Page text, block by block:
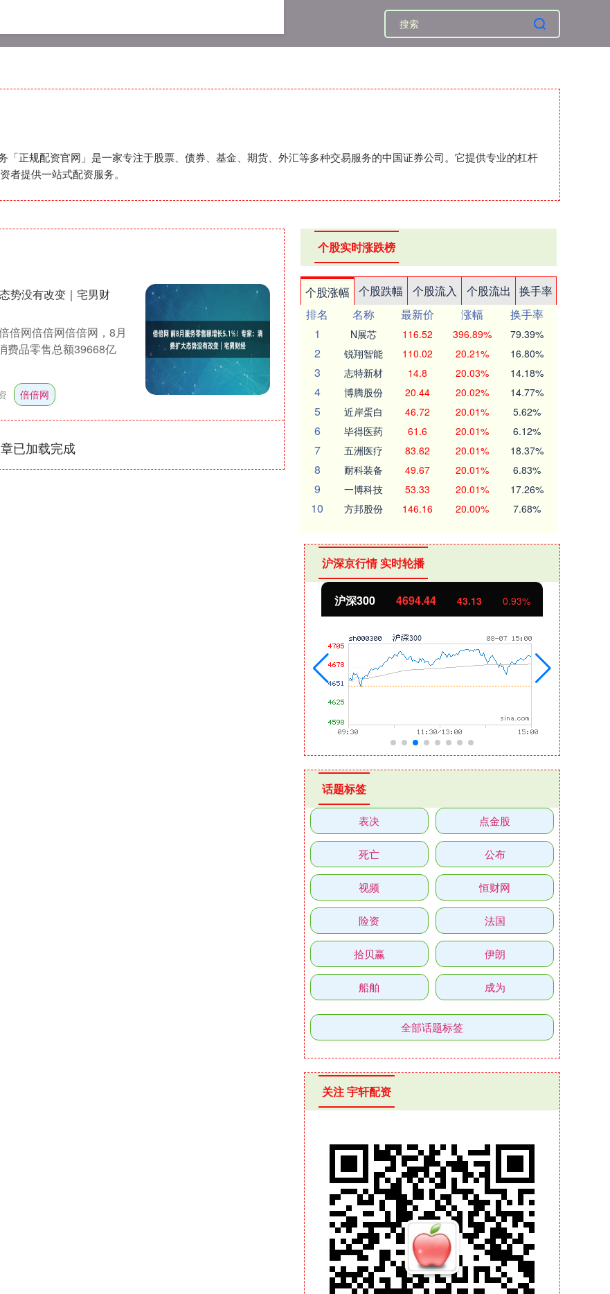
「正规配资官网」是一家专注于股票、债券、基金、期货、外汇等多种交易服务的中国证券公司。它提供专业的杠杆
者提供一站式配资服务。
势没有改变｜宅男财
倍网倍倍网倍倍网，8月
费品零售总额39668亿
倍倍网
已加载完成
个股实时涨跌榜
个股涨幅 个股跌幅 个股流入 个股流出
换手率
排名
名称 最新价 涨幅
换手率
1
N展芯 116.52 396.89% 79.39%
2 锐翔智能 110.02 20.21% 16.80%
3 志特新材 14.8 20.03% 14.18%
4 博腾股份 20.44 20.02% 14.77%
5 近岸蛋白 46.72 20.01% 5.62%
6 毕得医药 61.6 20.01% 6.12%
7 五洲医疗 83.62 20.01% 18.37%
8 耐科装备 49.67 20.01% 6.83%
9 一博科技 53.33 20.01% 17.26%
10 方邦股份 146.16 20.00% 7.68%
沪深京行情 实时轮播
沪深300 4694.44 43.13 0.93%
话题标签
表决 点金股
死亡 公布
视频 恒财网
险资 法国
拾贝赢 伊朗
船舶 成为
全部话题标签
关注 宇轩配资